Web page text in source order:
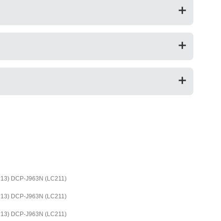
かな仕上がりになるため、写真印刷に向いていま
ください。
DCP-J963N (LC211)
DCP-J963N (LC211)
DCP-J963N (LC211)